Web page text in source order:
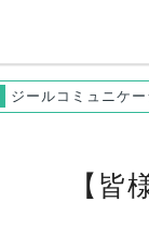
ジールコミュニケ
【 皆